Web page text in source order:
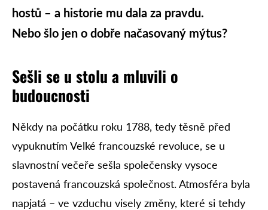
hostů – a historie mu dala za pravdu.
Nebo šlo jen o dobře načasovaný mýtus?
Sešli se u stolu a mluvili o
budoucnosti
Někdy na počátku roku 1788, tedy těsně před
vypuknutím Velké francouzské revoluce, se u
slavnostní večeře sešla společensky vysoce
postavená francouzská společnost. Atmosféra byla
napjatá – ve vzduchu visely změny, které si tehdy